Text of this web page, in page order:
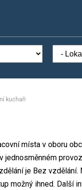
kuchaři
místa v oboru
jednosměnném
je Bez vzdělání.
možný ihned. Další